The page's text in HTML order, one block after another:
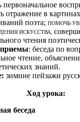
первоначальное
отражение в
поэта; ПОМОЧЬ
ИСКУССТВА,
чтения
приемы: беседа по
чтение,
знаний.
зимние пейзажи
Ход урока:
беседа